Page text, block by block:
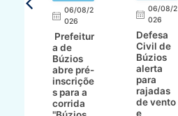
06/08/2
026
Prefeitur
a de
Búzios
abre pré-
inscriçõe
s para a
corrida
06/08/2
026
Defesa
Civil de
Búzios
alerta
para
rajadas
de vento
e